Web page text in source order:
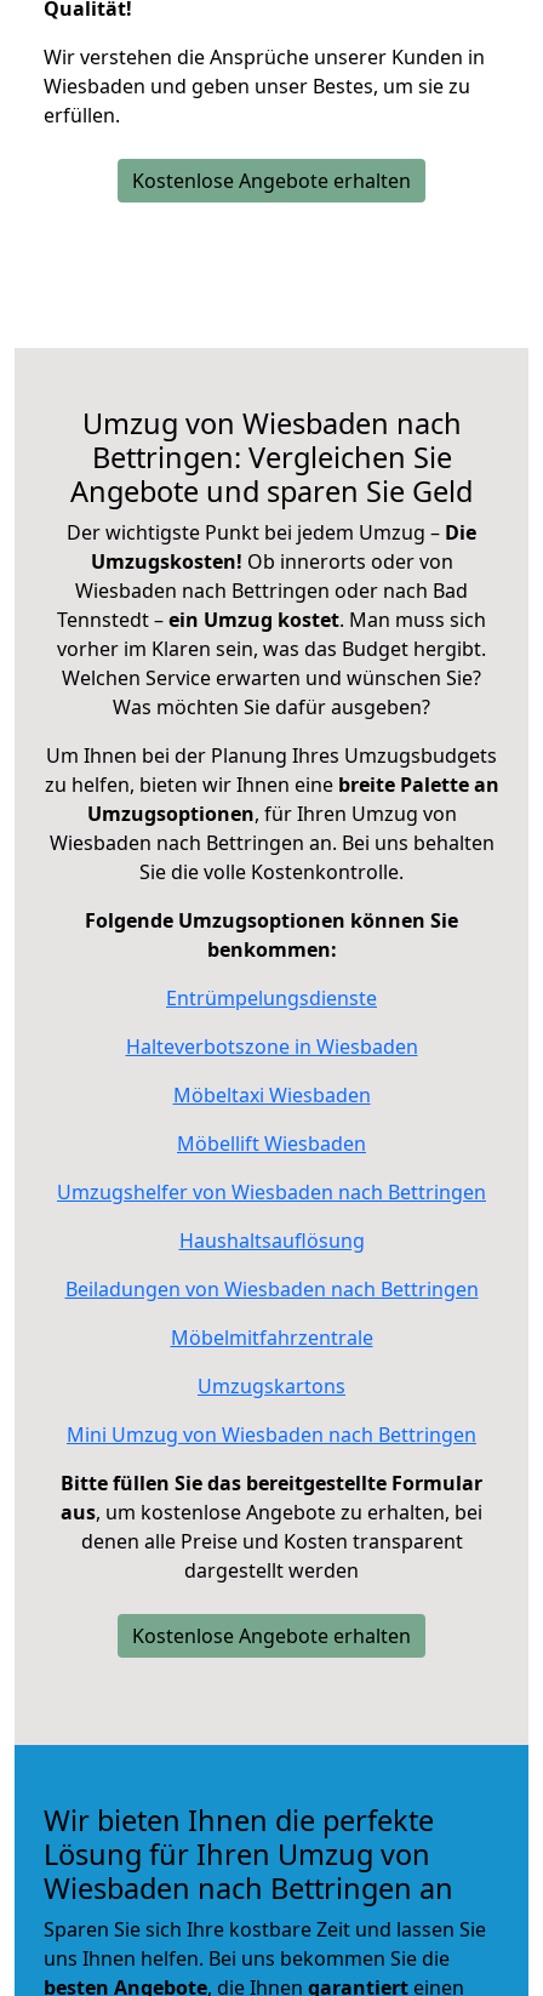
Qualität!
Wir verstehen die Ansprüche unserer Kunden in
Wiesbaden und geben unser Bestes, um sie zu
erfüllen.
Kostenlose Angebote erhalten
Umzug von Wiesbaden nach
Bettringen: Vergleichen Sie
Angebote und sparen Sie Geld
Der wichtigste Punkt bei jedem Umzug – Die
Umzugskosten! Ob innerorts oder von
Wiesbaden nach Bettringen oder nach Bad
Tennstedt –ein Umzug kostet. Man muss sich
vorher im Klaren sein, was das Budget hergibt.
Welchen Service erwarten und wünschen Sie?
Was möchten Sie dafür ausgeben?
Um Ihnen bei der Planung Ihres Umzugsbudgets
zu helfen, bieten wir Ihnen eine breite Palette an
Umzugsoptionen, für Ihren Umzug von
Wiesbaden nach Bettringen an. Bei uns behalten
Sie die volle Kostenkontrolle.
Folgende Umzugsoptionen können Sie
benkommen:
Entrümpelungsdienste
Halteverbotszone in Wiesbaden
Möbeltaxi Wiesbaden
Möbellift Wiesbaden
Umzugshelfer von Wiesbaden nach Bettringen
Haushaltsauflösung
Beiladungen von Wiesbaden nach Bettringen
Möbelmitfahrzentrale
Umzugskartons
Mini Umzug von Wiesbaden nach Bettringen
Bitte füllen Sie das bereitgestellte Formular
aus, um kostenlose Angebote zu erhalten, bei
denen alle Preise und Kosten transparent
dargestellt werden
Kostenlose Angebote erhalten
Wir bieten Ihnen die perfekte
Lösung für Ihren Umzug von
Wiesbaden nach Bettringen an
Sparen Sie sich Ihre kostbare Zeit und lassen Sie
uns Ihnen helfen. Bei uns bekommen Sie die
besten Angebote, die Ihnen garantiert einen